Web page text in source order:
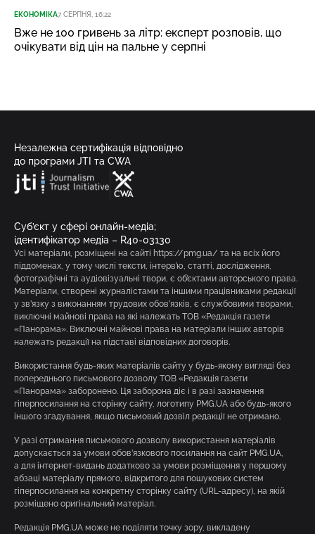
ЕКОНОМІКА7 СЕРПНЯ, 16:22
Вже не 100 гривень за літр: експерт розповів, що
очікувати від цін на пальне у серпні
Незалежна сертифікація відповідно
до програми JTI та CWA
Суб’єкт у сфері онлайн-медіа;
ідентифікатор медіа – R40-03130
Усі матеріали, розміщені на сайті https://pmg.ua/ та на всіх його
піддоменах, у тому числі тексти, інтерв’ю, статті, дослідження,
фотографічні та аудіовізуальні твори, є об’єктами авторського права.
Матеріали, створені журналістами та іншими працівниками редакції
у зв’язку з виконанням трудових обов’язків, є службовими творами,
виключні майнові права на які належать ТОВ «Редакція газети
«Панорама». Виключні майнові права на матеріали інших авторів
належать редакції на підставі відповідних договорів.
Використання будь-яких матеріалів сайту у будь-якому вигляді без
попереднього письмового дозволу ТОВ «Редакція газети
«Панорама» заборонено. Ця заборона діє і в разі зазначення
гіперпосилання на сторінку сайту, логотипу PMG.UA або будь-якого
іншого згадування, якщо письмовий дозвіл редакції не отримано.
У разі отримання письмового дозволу використання матеріалів
допускається за умови обов’язкового посилання на сайт PMG.UA,
а для інтернет-видань додатково за умови розміщення у першому
абзаці матеріалу прямого, відкритого для пошукових систем
гіперпосилання на конкретну сторінку сайту (URL-адресу), на якій
розміщено оригінальний матеріал.
Редакція PMG.UA може не поділяти точку зору, викладену